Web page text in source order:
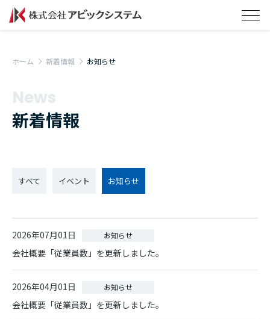
ホーム 新着情報 お知らせ
News
新着情報
すべて イベント お知らせ
2026年07月01日 お知らせ
会社概要「従業員数」を更新しました。
2026年04月01日 お知らせ
会社概要「従業員数」を更新しました。